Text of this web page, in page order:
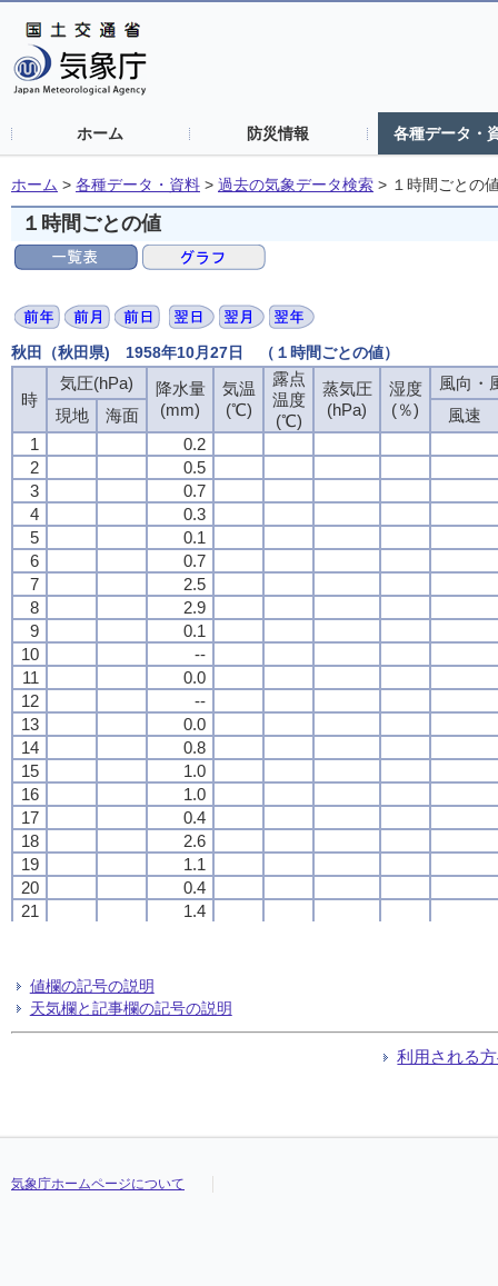
ホーム 防災情報 各種データ・
ホーム > 各種データ・資料 > 過去の気象データ検索 > １時間ごとの
１時間ごとの値
秋田（秋田県) 1958年10月27日 （１時間ごとの値）
時
気圧(hPa)
降水量
(mm)
気温
(℃)
露点
温度
(℃)
蒸気圧
(hPa)
湿度
(％)
風向・
現地
海面
風速
1
0.2
2
0.5
3
0.7
4
0.3
5
0.1
6
0.7
7
2.5
8
2.9
9
0.1
10
--
11
0.0
12
--
13
0.0
14
0.8
15
1.0
16
1.0
17
0.4
18
2.6
19
1.1
20
0.4
21
1.4
24
時
気圧(hPa)
降水量
(mm)
気温
(℃)
露点
温度
(℃)
蒸気圧
(hPa)
湿度
(％)
風向・
現地
海面
風速
1
0.2
2
0.5
3
0.7
4
0.3
5
0.1
6
0.7
7
2.5
8
2.9
9
0.1
10
--
11
0.0
12
--
13
0.0
14
0.8
15
1.0
16
1.0
17
0.4
18
2.6
19
1.1
20
0.4
21
1.4
24
時
気圧(hPa)
降水量
(mm)
気温
(℃)
露点
温度
(℃)
蒸気圧
(hPa)
湿度
(％)
風向・
現地
海面
風速
1
0.2
2
0.5
3
0.7
4
0.3
5
0.1
6
0.7
7
2.5
8
2.9
9
0.1
10
--
11
0.0
12
--
13
0.0
14
0.8
15
1.0
16
1.0
17
0.4
18
2.6
19
1.1
20
0.4
21
1.4
24
時
気圧(hPa)
降水量
(mm)
気温
(℃)
露点
温度
(℃)
蒸気圧
(hPa)
湿度
(％)
風向・
現地
海面
風速
1
0.2
2
0.5
3
0.7
4
0.3
5
0.1
6
0.7
7
2.5
8
2.9
9
0.1
10
--
11
0.0
12
--
13
0.0
14
0.8
15
1.0
16
1.0
17
0.4
18
2.6
19
1.1
20
0.4
21
1.4
24
値欄の記号の説明
天気欄と記事欄の記号の説明
利用される
気象庁ホームページについて